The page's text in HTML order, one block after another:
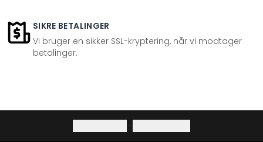
SIKRE BETALINGER
Vi bruger en sikker SSL-kryptering, når vi modtager
betalinger.
·